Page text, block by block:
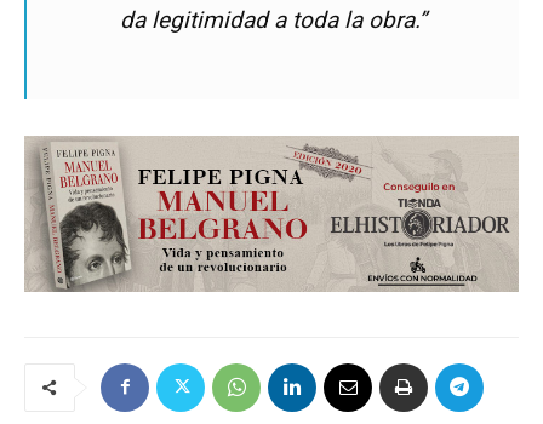
da legitimidad a toda la obra.”